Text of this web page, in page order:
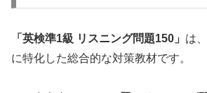
「英検準1級 リスニング問題150」 は
に特化した総合的な対策教材です。